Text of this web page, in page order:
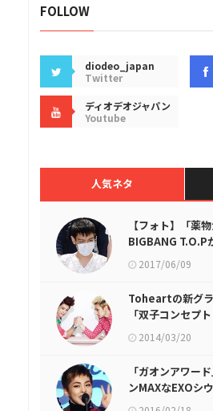
FOLLOW
diodeo_japan
Twitter
ディオデオジャパン
Youtube
人気ネタ
【フォト】「薬
BIGBANG T.O.P
移動2017/06/09
Toheartの新グラ
「双子コンセプト
2014/03/20
「ガオンアワー
ンMAXなEXOシ
像が話題に